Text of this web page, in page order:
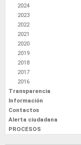
2024
2023
2022
2021
2020
2019
2018
2017
2016
Transparencia
Información
Contactos
Alerta ciudadana
PROCESOS